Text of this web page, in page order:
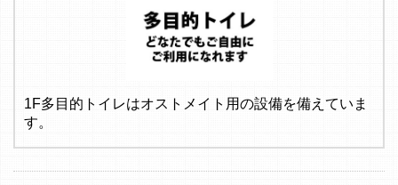
1F多目的トイレはオストメイト用の設備を備えていま
す。